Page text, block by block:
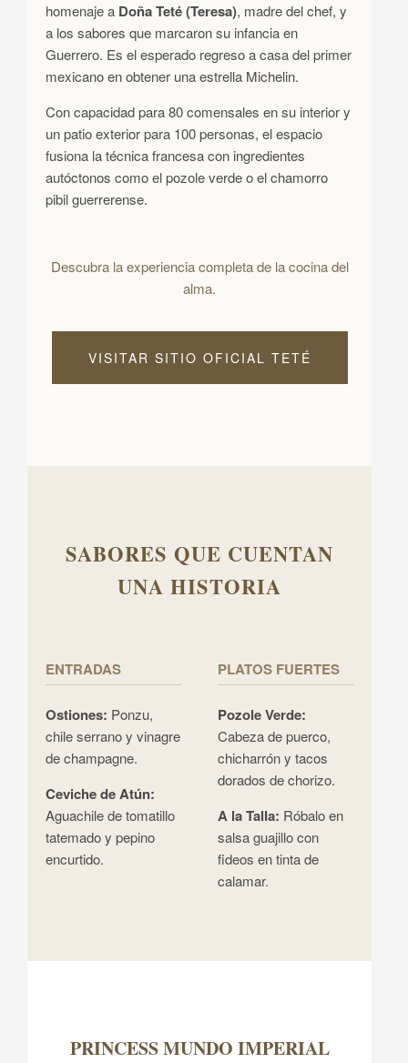
homenaje a Doña Teté (Teresa), madre del chef, y
a los sabores que marcaron su infancia en
Guerrero. Es el esperado regreso a casa del primer
mexicano en obtener una estrella Michelin.
Con capacidad para 80 comensales en su interior y
un patio exterior para 100 personas, el espacio
fusiona la técnica francesa con ingredientes
autóctonos como el pozole verde o el chamorro
pibil guerrerense.
Descubra la experiencia completa de la cocina del
alma.
VISITAR SITIO OFICIAL TETÉ
SABORES QUE CUENTAN
UNA HISTORIA
ENTRADAS
Ostiones: Ponzu,
chile serrano y vinagre
de champagne.
Ceviche de Atún:
Aguachile de tomatillo
tatemado y pepino
encurtido.
PLATOS FUERTES
Pozole Verde:
Cabeza de puerco,
chicharrón y tacos
dorados de chorizo.
A la Talla: Róbalo en
salsa guajillo con
fideos en tinta de
calamar.
PRINCESS MUNDO IMPERIAL